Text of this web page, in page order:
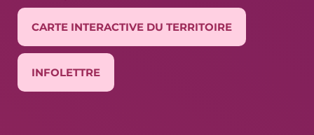
CARTE INTERACTIVE DU TERRITOIRE
INFOLETTRE